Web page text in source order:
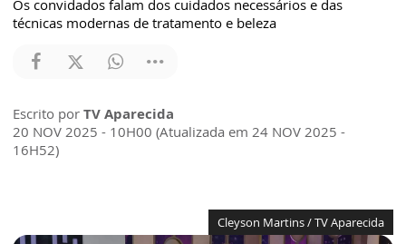
Os convidados falam dos cuidados necessários e das
técnicas modernas de tratamento e beleza
Escrito por TV Aparecida
20 NOV 2025 - 10H00 (Atualizada em 24 NOV 2025 -
16H52)
Cleyson Martins / TV Aparecida